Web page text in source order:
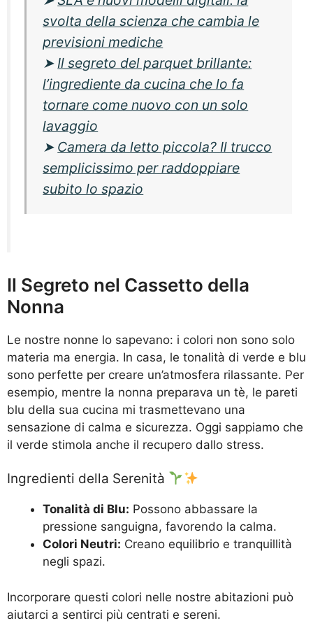
svolta della scienza che cambia le
previsioni mediche
➤Il segreto del parquet brillante:
l’ingrediente da cucina che lo fa
tornare come nuovo con un solo
lavaggio
➤ Camera da letto piccola? Il trucco
semplicissimo per raddoppiare
subito lo spazio
Il Segreto nel Cassetto della
Nonna
Le nostre nonne lo sapevano: i colori non sono solo
materia ma energia. In casa, le tonalità di verde e blu
sono perfette per creare un’atmosfera rilassante. Per
esempio, mentre la nonna preparava un tè, le pareti
blu della sua cucina mi trasmettevano una
sensazione di calma e sicurezza. Oggi sappiamo che
il verde stimola anche il recupero dallo stress.
Ingredienti della Serenità
Tonalità di Blu: Possono abbassare la
pressione sanguigna, favorendo la calma.
Colori Neutri: Creano equilibrio e tranquillità
negli spazi.
Incorporare questi colori nelle nostre abitazioni può
aiutarci a sentirci più centrati e sereni.